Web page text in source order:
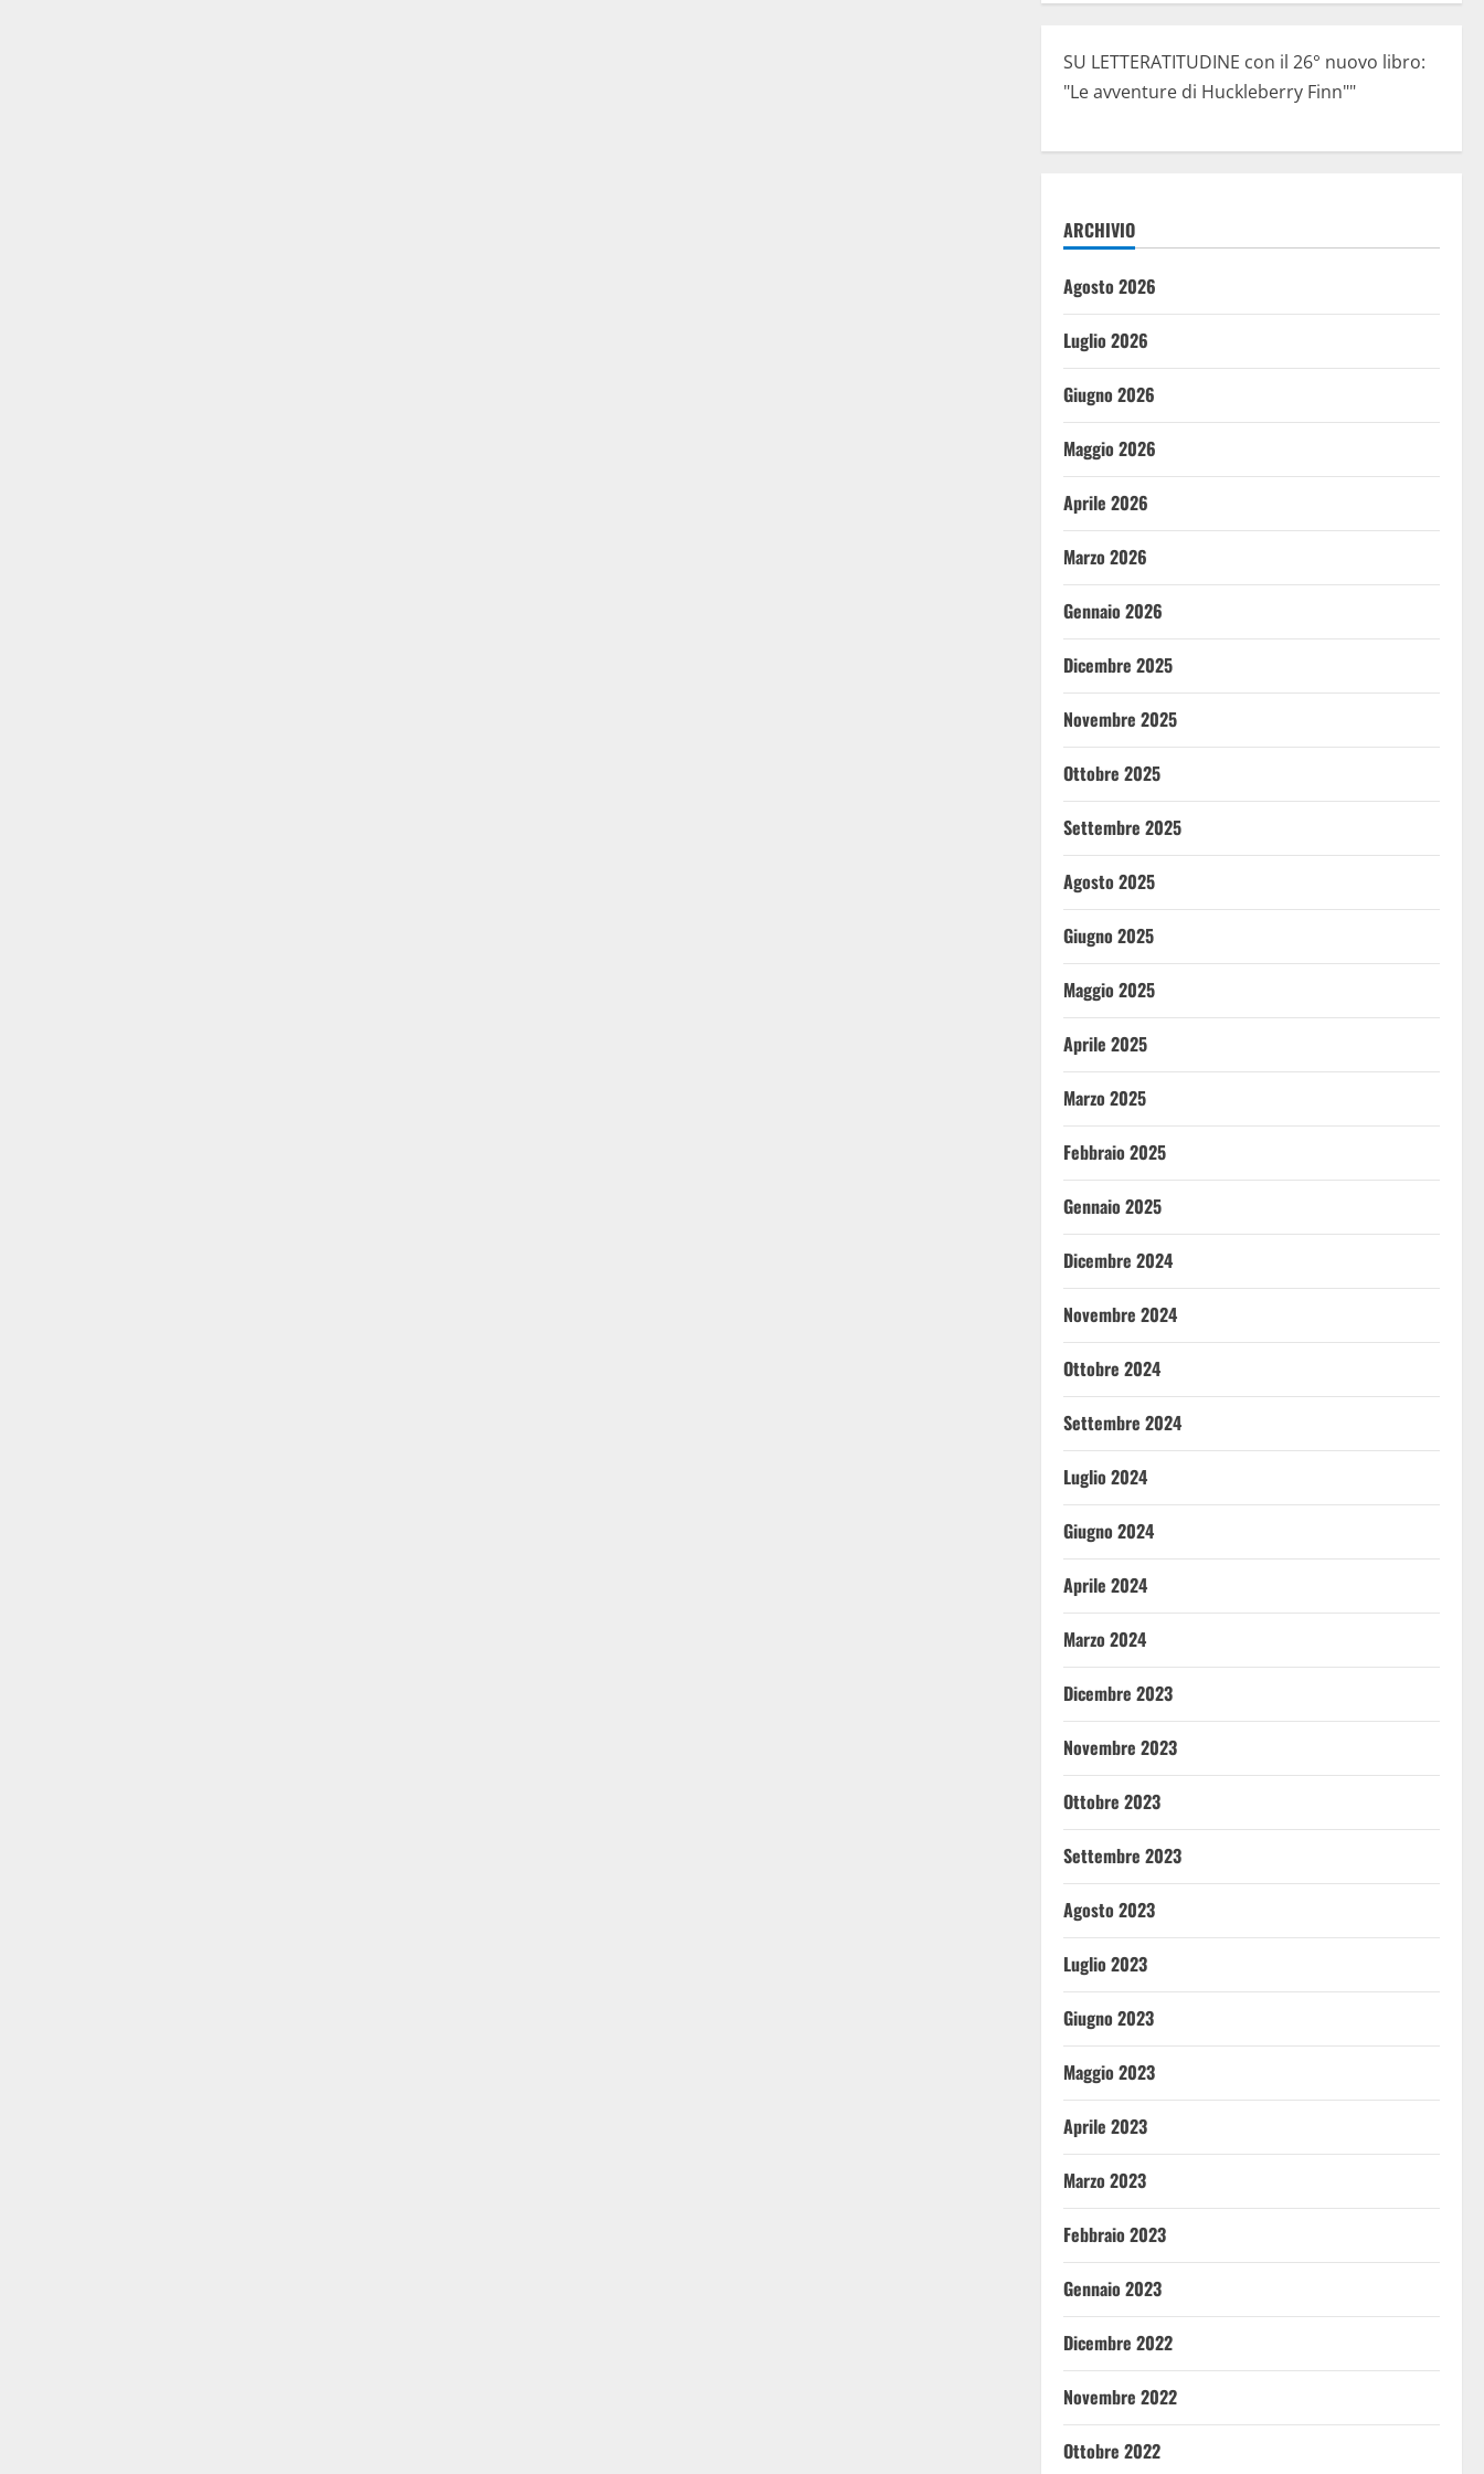
SU LETTERATITUDINE con il 26° nuovo libro:
"Le avventure di Huckleberry Finn""
ARCHIVIO
Agosto 2026
Luglio 2026
Giugno 2026
Maggio 2026
Aprile 2026
Marzo 2026
Gennaio 2026
Dicembre 2025
Novembre 2025
Ottobre 2025
Settembre 2025
Agosto 2025
Giugno 2025
Maggio 2025
Aprile 2025
Marzo 2025
Febbraio 2025
Gennaio 2025
Dicembre 2024
Novembre 2024
Ottobre 2024
Settembre 2024
Luglio 2024
Giugno 2024
Aprile 2024
Marzo 2024
Dicembre 2023
Novembre 2023
Ottobre 2023
Settembre 2023
Agosto 2023
Luglio 2023
Giugno 2023
Maggio 2023
Aprile 2023
Marzo 2023
Febbraio 2023
Gennaio 2023
Dicembre 2022
Novembre 2022
Ottobre 2022